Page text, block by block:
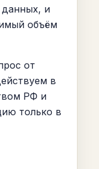
и
объём
от
в
РФ и
только в